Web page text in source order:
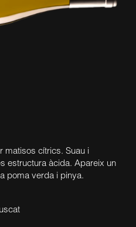
matisos cítrics. Suau i
estructura àcida. Apareix un
poma verda i pinya.